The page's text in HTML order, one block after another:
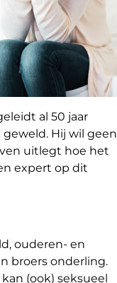
al 50 jaar
Hij wil geen
uitlegt hoe het
expert op dit
ouderen- en
broers onderling.
(ook) seksueel